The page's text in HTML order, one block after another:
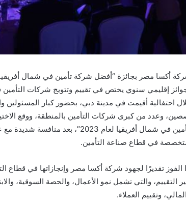
إقليمي سنوي يختص في تقييم وتتويج شركات
احتفالية أقيمت في مدينة دبي، بحضور كبار المسئولين
وعدد من كبرى شركات التأمين بالمنطقة، ووقع
شركة تأمين في شمال أفريقيا لعام
في قطاع صناعة التأمين.
الفوز تقديرًا لجهود شركة أكسا مصر وإنجازاتها في قطاع
التقييم، والتي تشمل نمو الأعمال، والحصة السوقية،
وتقييم العملاء.